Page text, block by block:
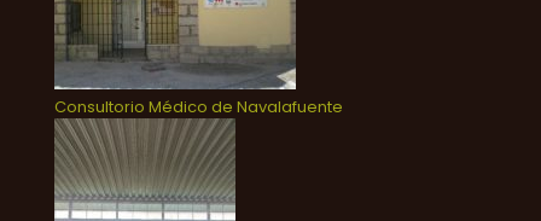
Consultorio Médico de Navalafuente